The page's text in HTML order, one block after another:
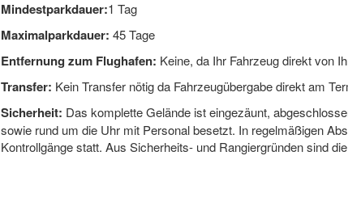
Mindestparkdauer:1 Tag
Maximalparkdauer: 45 Tage
Entfernung zum Flughafen: Keine, da Ihr Fahrzeug direkt von
Transfer: Kein Transfer nötig da Fahrzeugübergabe direkt am
Sicherheit: Das komplette Gelände ist eingezäunt,
sowie rund um die Uhr mit Personal besetzt. In regelmäßigen
Kontrollgänge statt. Aus Sicherheits- und Rangiergründen sind